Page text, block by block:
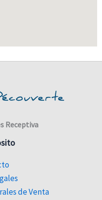
Receptiva
de Venta